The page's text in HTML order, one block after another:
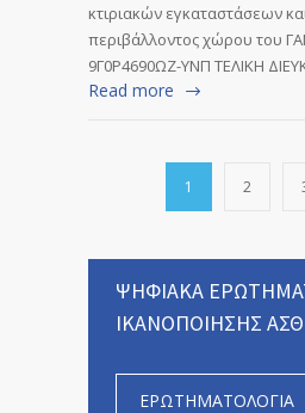
κτιριακών εγκαταστάσεων
περιβάλλοντος χώρου του
9Γ0Ρ4690ΩΖ-ΥΝΠ ΤΕΛΙΚΗ
Read more
1 2
ΨΗΦΙΑΚΑ
ΙΚΑΝΟΠΟΙΗΣΗΣ
ΕΡΩΤΗΜΑΤΟΛΟΓΙΑ